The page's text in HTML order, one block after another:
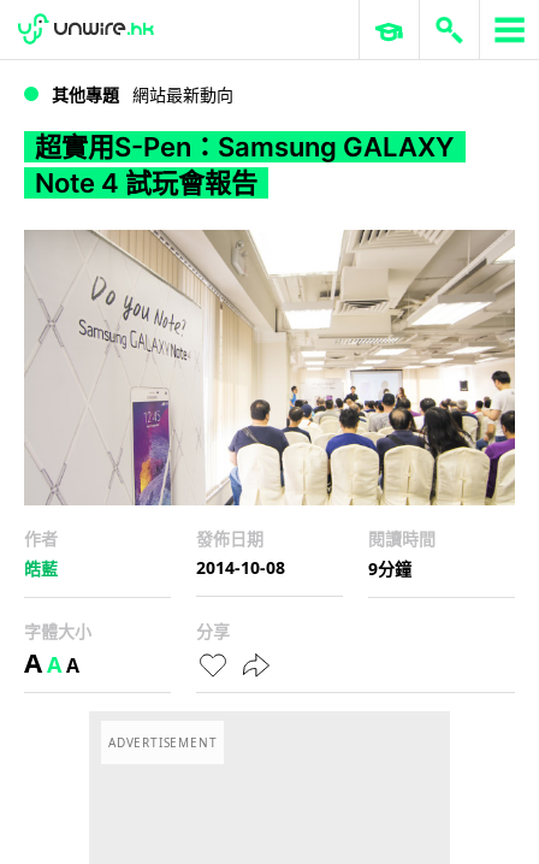
WWDC 2026 ERP 與商業 AI
其他專題 網站最新動向
超實用S-Pen：Samsung GALAXY
Note 4 試玩會報告
作者
皓藍
發佈日期
2014-10-08
閱讀時間
9分鐘
字體大小
AAA
分享
ADVERTISEMENT